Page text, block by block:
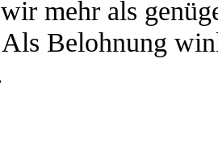
mehr als
Belohnung